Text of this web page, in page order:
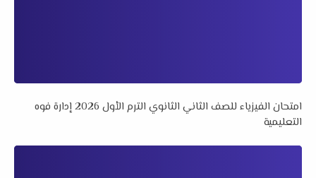
امتحان الفيزياء للصف الثاني الثانوي الترم الأول 2026 إدارة فوه
التعليمية